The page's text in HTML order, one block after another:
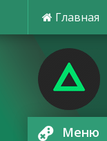
Главная
Меню